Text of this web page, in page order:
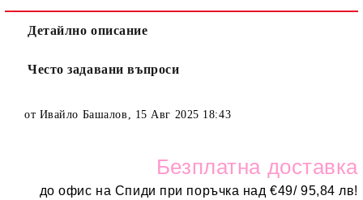
Детайлно описание
Често задавани въпроси
от Ивайло Башалов 15 Авг 2025 18:43
Безплатна доставка
до офис на Спиди при поръчка над€49/ 95,84 лв!